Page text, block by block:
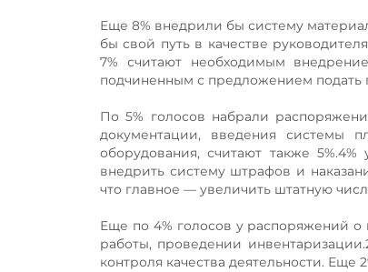
Еще 8% внедрили бы систему
бы свой путь в качестве
7% считают необходимым
подчиненным с предложением подать
По 5% голосов набрали
документации, введения системы
оборудования, считают также
внедрить систему штрафов и
что главное — увеличить штатную
Еще по 4% голосов у распоряжений
работы, проведении
контроля качества деятельности.